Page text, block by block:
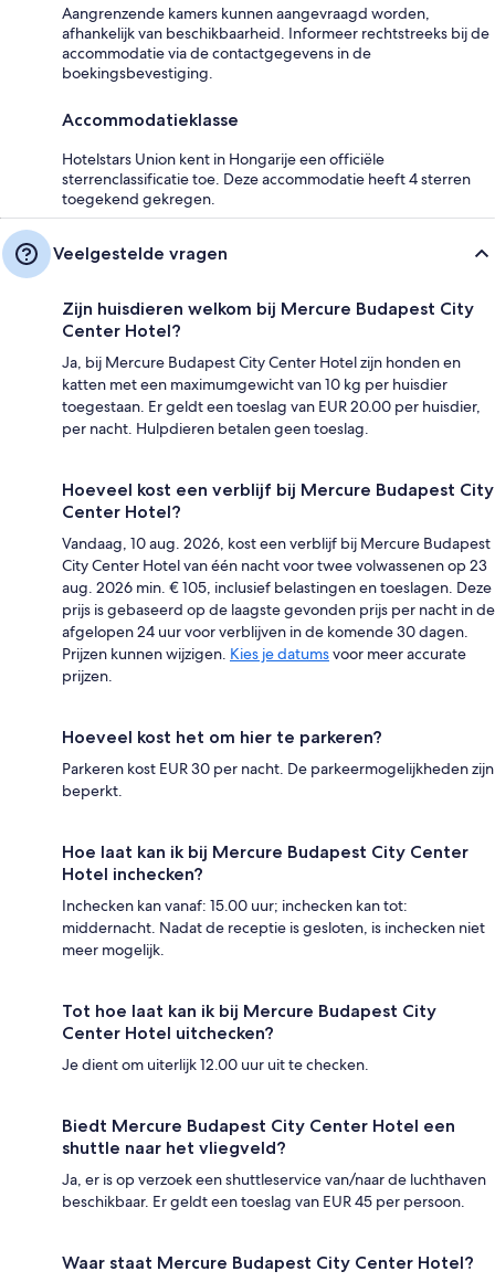
Aangrenzende kamers kunnen aangevraagd worden,
afhankelijk van beschikbaarheid. Informeer rechtstreeks bij de
accommodatie via de contactgegevens in de
boekingsbevestiging.
Accommodatieklasse
Hotelstars Union kent in Hongarije een officiële
sterrenclassificatie toe. Deze accommodatie heeft 4 sterren
toegekend gekregen.
Veelgestelde vragen
Zijn huisdieren welkom bij Mercure Budapest City
Center Hotel?
Ja, bij Mercure Budapest City Center Hotel zijn honden en
katten met een maximumgewicht van 10 kg per huisdier
toegestaan. Er geldt een toeslag van EUR 20.00 per huisdier,
per nacht. Hulpdieren betalen geen toeslag.
Hoeveel kost een verblijf bij Mercure Budapest City
Center Hotel?
Vandaag, 10 aug. 2026, kost een verblijf bij Mercure Budapest
City Center Hotel van één nacht voor twee volwassenen op 23
aug. 2026 min. € 105, inclusief belastingen en toeslagen. Deze
prijs is gebaseerd op de laagste gevonden prijs per nacht in de
afgelopen 24 uur voor verblijven in de komende 30 dagen.
Prijzen kunnen wijzigen. Kies je datumsvoor meer accurate
prijzen.
Hoeveel kost het om hier te parkeren?
Parkeren kost EUR 30 per nacht. De parkeermogelijkheden zijn
beperkt.
Hoe laat kan ik bij Mercure Budapest City Center
Hotel inchecken?
Inchecken kan vanaf: 15.00 uur; inchecken kan tot:
middernacht. Nadat de receptie is gesloten, is inchecken niet
meer mogelijk.
Tot hoe laat kan ik bij Mercure Budapest City
Center Hotel uitchecken?
Je dient om uiterlijk 12.00 uur uit te checken.
Biedt Mercure Budapest City Center Hotel een
shuttle naar het vliegveld?
Ja, er is op verzoek een shuttleservice van/naar de luchthaven
beschikbaar. Er geldt een toeslag van EUR 45 per persoon.
Waar staat Mercure Budapest City Center Hotel?